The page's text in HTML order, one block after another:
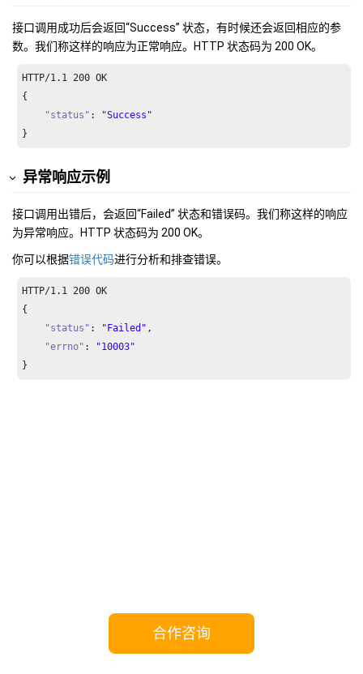
接口调用成功后会返回“Success” 状态，有时候还会返回相应的参
数。我们称这样的响应为正常响应。HTTP 状态码为 200 OK。
HTTP/1.1 200 OK
{
"status" :
"Success"
}
异常响应示例
接口调用出错后，会返回“Failed” 状态和错误码。我们称这样的响应
为异常响应。HTTP 状态码为 200 OK。
你可以根据错误代码进行分析和排查错误。
HTTP/1.1 200 OK
{
"status" : "Failed" ,
"errno" :
"10003"
}
合作咨询